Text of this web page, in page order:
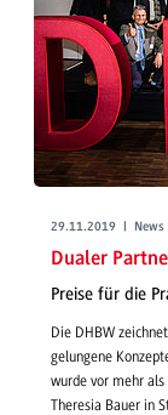
29.11.2019 | News
Dualer
Preise für die
Die DHBW
gelungene
wurde vor mehr
Theresia Bauer in